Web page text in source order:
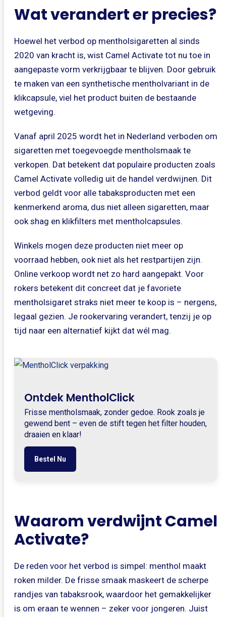
Wat verandert er precies?
Hoewel het verbod op mentholsigaretten al sinds
2020 van kracht is, wist Camel Activate tot nu toe in
aangepaste vorm verkrijgbaar te blijven. Door gebruik
te maken van een synthetische mentholvariant in de
klikcapsule, viel het product buiten de bestaande
wetgeving.
Vanaf april 2025 wordt het in Nederland verboden om
sigaretten met toegevoegde mentholsmaak te
verkopen. Dat betekent dat populaire producten zoals
Camel Activate volledig uit de handel verdwijnen. Dit
verbod geldt voor alle tabaksproducten met een
kenmerkend aroma, dus niet alleen sigaretten, maar
ook shag en klikfilters met mentholcapsules.
Winkels mogen deze producten niet meer op
voorraad hebben, ook niet als het restpartijen zijn.
Online verkoop wordt net zo hard aangepakt. Voor
rokers betekent dit concreet dat je favoriete
mentholsigaret straks niet meer te koop is – nergens,
legaal gezien. Je rookervaring verandert, tenzij je op
tijd naar een alternatief kijkt dat wél mag.
Ontdek MentholClick
Frisse mentholsmaak, zonder gedoe. Rook zoals je
gewend bent – even de stift tegen het filter houden,
draaien en klaar!
Bestel Nu
Waarom verdwijnt Camel
Activate?
De reden voor het verbod is simpel: menthol maakt
roken milder. De frisse smaak maskeert de scherpe
randjes van tabaksrook, waardoor het gemakkelijker
is om eraan te wennen – zeker voor jongeren. Juist